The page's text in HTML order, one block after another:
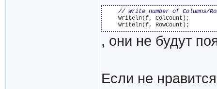
    Writeln(f, ColCount);
, они не будут
Если не